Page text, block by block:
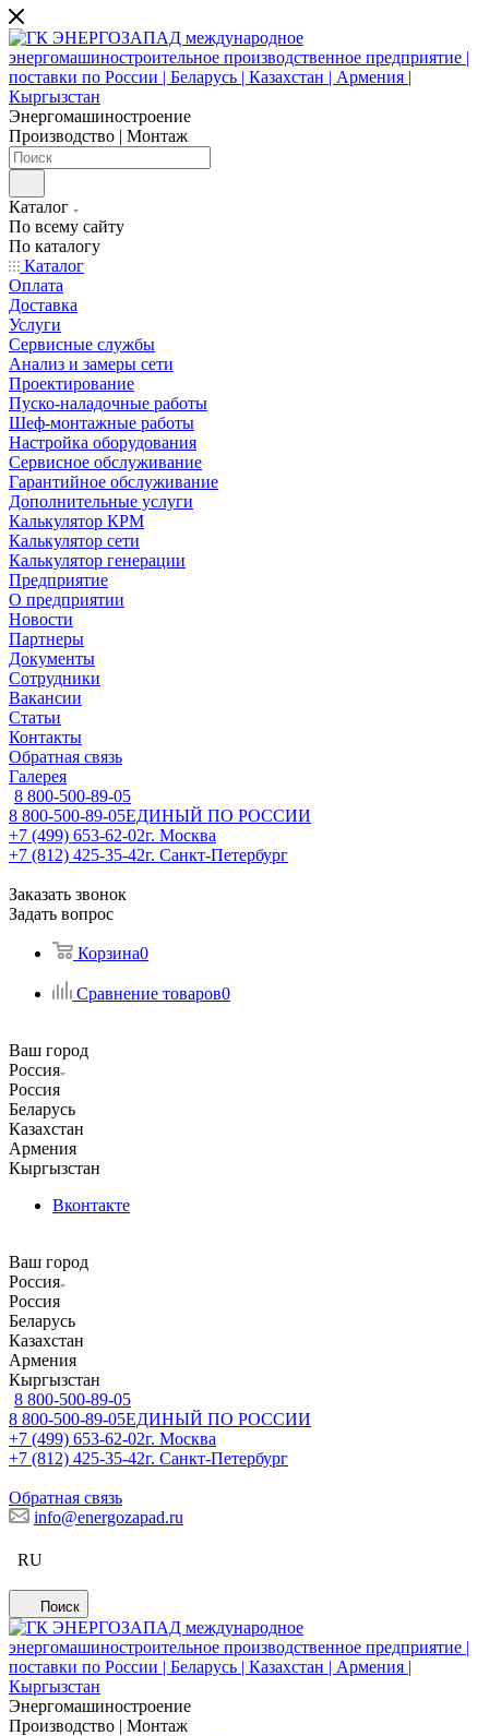
Энергомашиностроение
Производство | Монтаж
Каталог
По всему сайту
По каталогу
Каталог
Оплата
Доставка
Услуги
Сервисные службы
Анализ и замеры сети
Проектирование
Пуско-наладочные работы
Шеф-монтажные работы
Настройка оборудования
Сервисное обслуживание
Гарантийное обслуживание
Дополнительные услуги
Калькулятор КРМ
Калькулятор сети
Калькулятор генерации
Предприятие
О предприятии
Новости
Партнеры
Документы
Сотрудники
Вакансии
Статьи
Контакты
Обратная связь
Галерея
8 800-500-89-05
8 800-500-89-05ЕДИНЫЙ ПО РОССИИ
+7 (499) 653-62-02г. Москва
+7 (812) 425-35-42г. Санкт-Петербург
Заказать звонок
Задать вопрос
Корзина0
Сравнение товаров0
Ваш город
Россия
Россия
Беларусь
Казахстан
Армения
Кыргызстан
Вконтакте
Ваш город
Россия
Россия
Беларусь
Казахстан
Армения
Кыргызстан
8 800-500-89-05
8 800-500-89-05ЕДИНЫЙ ПО РОССИИ
+7 (499) 653-62-02г. Москва
+7 (812) 425-35-42г. Санкт-Петербург
Обратная связь
info@energozapad.ru
RU
Поиск
Энергомашиностроение
Производство | Монтаж